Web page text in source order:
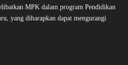
MPK dalam program Pendidikan
yang diharapkan dapat mengurangi